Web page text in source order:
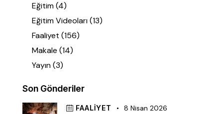
Eğitim(4)
Eğitim Videoları(13)
Faaliyet (156)
Makale (14)
Yayın(3)
Son Gönderiler
FAALIYET 8 Nisan 2026